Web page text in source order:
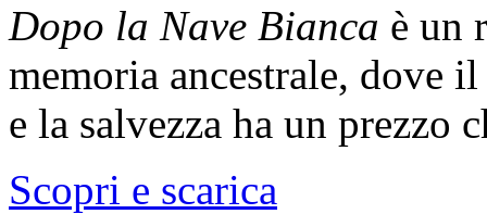
Dopo la Nave Bianca è un
memoria ancestrale, dove
e la salvezza ha un prezzo
Scopri e scarica